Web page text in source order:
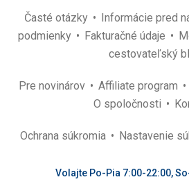
Časté otázky Informácie pred
podmienky
Fakturačné údaje
cestovateľský
Pre novinárov Affiliate program
O spoločnosti
Ochrana súkromia Nastavenie
Volajte Po-Pia 7:00-22:00,